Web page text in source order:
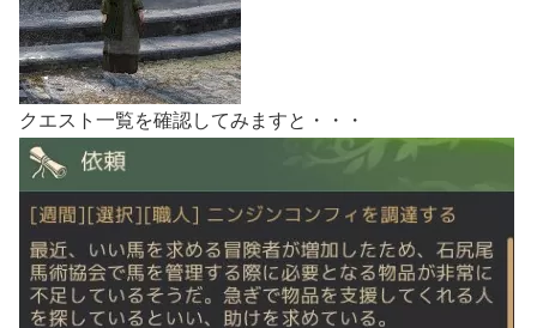
クエスト一覧を確認してみますと・・・